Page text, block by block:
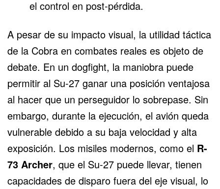
el control en post-pérdida.
A pesar de su impacto visual, la utilidad táctica
de la Cobra en combates reales es objeto de
debate. En un dogfight, la maniobra puede
permitir al Su-27 ganar una posición ventajosa
al hacer que un perseguidor lo sobrepase. Sin
embargo, durante la ejecución, el avión queda
vulnerable debido a su baja velocidad y alta
exposición. Los misiles modernos, como el R-
73 Archer, que el Su-27 puede llevar, tienen
capacidades de disparo fuera del eje visual, lo